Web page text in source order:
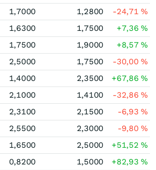
1,7000 1,2800 -24,71%
1,6300 1,7500 +7,36%
1,7500 1,9000 +8,57%
2,5000 1,7500 -30,00%
1,4000 2,3500 +67,86%
2,1000 1,4100 -32,86%
2,3100 2,1500 -6,93%
2,5500 2,3000 -9,80%
1,6500 2,5000 +51,52%
0,8200 1,5000 +82,93%